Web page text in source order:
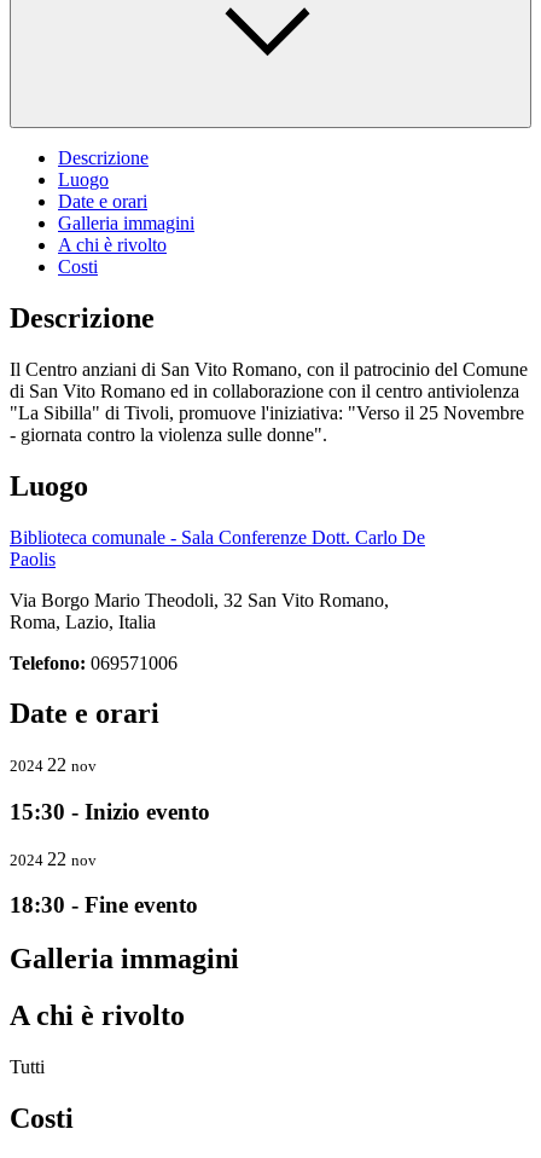
Descrizione
Luogo
Date e orari
Galleria immagini
A chi è rivolto
Costi
Descrizione
Il Centro anziani di San Vito Romano, con il patrocinio del Comune
di San Vito Romano ed in collaborazione con il centro antiviolenza
"La Sibilla" di Tivoli, promuove l'iniziativa: "Verso il 25 Novembre
- giornata contro la violenza sulle donne".
Luogo
Biblioteca comunale - Sala Conferenze Dott. Carlo De
Paolis
Via Borgo Mario Theodoli, 32 San Vito Romano,
Roma, Lazio, Italia
Telefono: 069571006
Date e orari
2024 22 nov
15:30 - Inizio evento
2024 22 nov
18:30 - Fine evento
Galleria immagini
A chi è rivolto
Tutti
Costi